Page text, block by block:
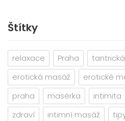
Štítky
relaxace Praha
erotická masáž
erotické
praha
masérka intimita
zdraví
intimní masáž